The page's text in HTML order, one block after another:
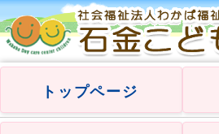
トップページ